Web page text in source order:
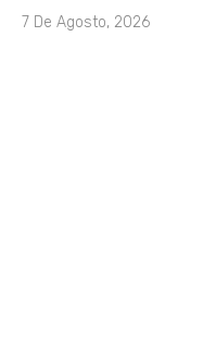
7 De Agosto, 2026